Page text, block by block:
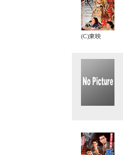
(C)東映